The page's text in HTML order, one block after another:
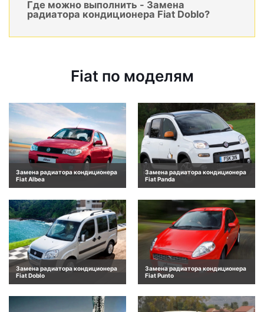
Где можно выполнить - Замена
радиатора кондиционера Fiat Doblo?
Fiat по моделям
Замена радиатора кондиционера
Fiat Albea
Замена радиатора кондиционера
Fiat Panda
Замена радиатора кондиционера
Fiat Doblo
Замена радиатора кондиционера
Fiat Punto